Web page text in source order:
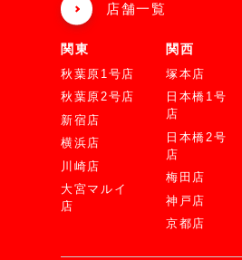
店舗一覧
関東
秋葉原1号店
秋葉原2号店
新宿店
横浜店
川崎店
大宮マルイ
店
関西
塚本店
日本橋1号
店
日本橋2号
店
梅田店
神戸店
京都店